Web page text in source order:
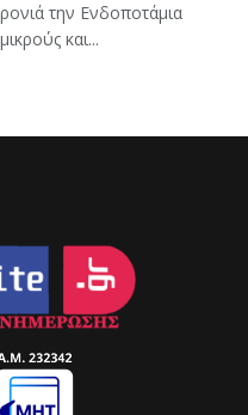
την Ενδοποτάμια
και...